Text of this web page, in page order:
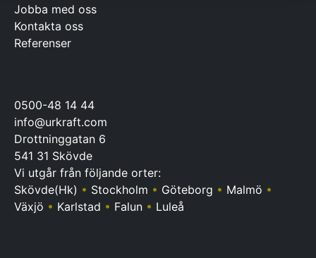
Jobba med oss
Kontakta oss
Referenser
0500-48 14 44
info@urkraft.com
Drottninggatan 6
541 31 Skövde
Vi utgår från följande orter:
Skövde(Hk) • Stockholm • Göteborg • Malmö •
Växjö • Karlstad • Falun • Luleå